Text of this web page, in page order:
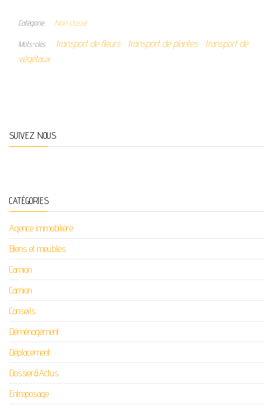
Catégorie Non classé
Mots-clés transport de fleurs transport de plantes
transport de
végétaux
SUIVEZ NOUS
CATÉGORIES
Agence immobilière
Biens et meubles
Camion
Camion
Conseils
Déménagement
Déplacement
Dossier&Actus
Entreposage